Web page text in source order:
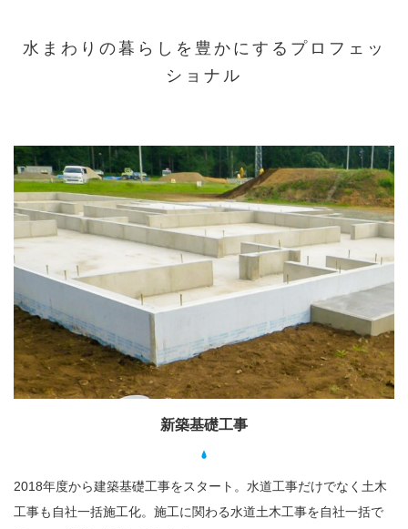
水まわりの暮らしを豊かにするプロフェッ
ショナル
新築基礎工事
2018年度から建築基礎工事をスタート。水道工事だけでなく土木
工事も自社一括施工化。施工に関わる水道土木工事を自社一括で